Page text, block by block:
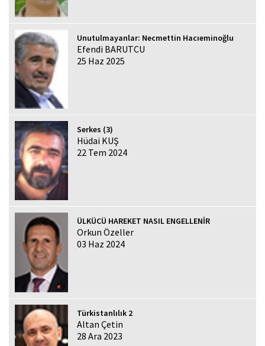
Unutulmayanlar: Necmettin Hacıeminoğlu
Efendi BARUTCU
25 Haz 2025
Serkes (3)
Hüdai KUŞ
22 Tem 2024
ÜLKÜCÜ HAREKET NASIL ENGELLENİR
Orkun Özeller
03 Haz 2024
Türkistanlılık 2
Altan Çetin
28 Ara 2023